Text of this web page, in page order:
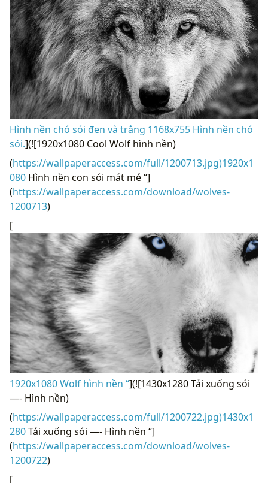
Hình nền chó sói đen và trắng 1168x755 Hình nền chó
sói.](![1920x1080 Cool Wolf hình nền)
(https://wallpaperaccess.com/full/1200713.jpg)1920x1
080 Hình nền con sói mát mẻ “]
(https://wallpaperaccess.com/download/wolves-
1200713)
[
1920x1080 Wolf hình nền “](![1430x1280 Tải xuống sói
—- Hình nền)
(https://wallpaperaccess.com/full/1200722.jpg)1430x1
280Tải xuống sói —- Hình nền “]
(https://wallpaperaccess.com/download/wolves-
1200722)
[